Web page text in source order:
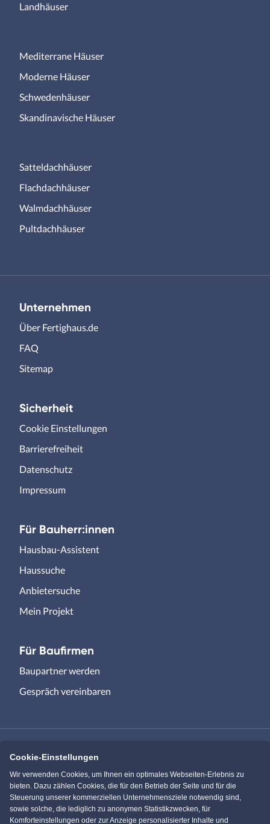
Landhäuser
Mediterrane Häuser
Moderne Häuser
Schwedenhäuser
Skandinavische Häuser
Satteldachhäuser
Flachdachhäuser
Walmdachhäuser
Pultdachhäuser
Unternehmen
Über Fertighaus.de
FAQ
Sitemap
Sicherheit
Cookie Einstellungen
Barrierefreiheit
Datenschutz
Impressum
Für Bauherr:innen
Hausbau-Assistent
Haussuche
Anbietersuche
Mein Projekt
Für Baufirmen
Baupartner werden
Gespräch vereinbaren
Immowelt.de Bauen.de
Massivhaus.de Bungalow.de
Cookie-Einstellungen
Wir verwenden Cookies, um Ihnen ein optimales Webseiten-Erlebnis zu
bieten. Dazu zählen Cookies, die für den Betrieb der Seite und für die
Steuerung unserer kommerziellen Unternehmensziele notwendig sind,
sowie solche, die lediglich zu anonymen Statistikzwecken, für
Komforteinstellungen oder zur Anzeige personalisierter Inhalte und